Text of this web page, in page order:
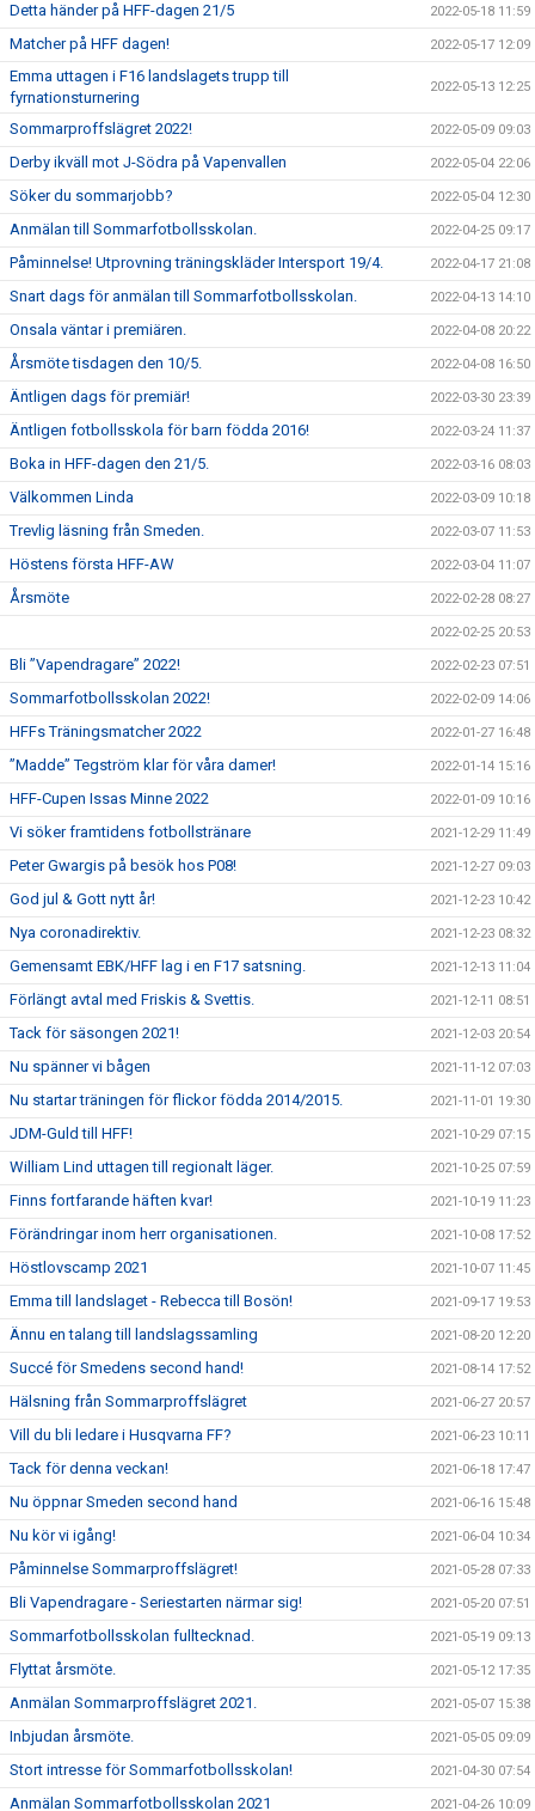
Detta händer på HFF-dagen 21/5 2022-05-18 11:59
Matcher på HFF dagen! 2022-05-17 12:09
Emma uttagen i F16 landslagets trupp till
fyrnationsturnering
2022-05-13 12:25
Sommarproffslägret 2022! 2022-05-09 09:03
Derby ikväll mot J-Södra på Vapenvallen 2022-05-04 22:06
Söker du sommarjobb? 2022-05-04 12:30
Anmälan till Sommarfotbollsskolan. 2022-04-25 09:17
Påminnelse! Utprovning träningskläder Intersport 19/4. 2022-04-17 21:08
Snart dags för anmälan till Sommarfotbollsskolan. 2022-04-13 14:10
Onsala väntar i premiären. 2022-04-08 20:22
Årsmöte tisdagen den 10/5. 2022-04-08 16:50
Äntligen dags för premiär! 2022-03-30 23:39
Äntligen fotbollsskola för barn födda 2016! 2022-03-24 11:37
Boka in HFF-dagen den 21/5. 2022-03-16 08:03
Välkommen Linda 2022-03-09 10:18
Trevlig läsning från Smeden. 2022-03-07 11:53
Höstens första HFF-AW 2022-03-04 11:07
Årsmöte 2022-02-28 08:27
2022-02-25 20:53
Bli ”Vapendragare” 2022! 2022-02-23 07:51
Sommarfotbollsskolan 2022! 2022-02-09 14:06
HFFs Träningsmatcher 2022 2022-01-27 16:48
”Madde” Tegström klar för våra damer! 2022-01-14 15:16
HFF-Cupen Issas Minne 2022 2022-01-09 10:16
Vi söker framtidens fotbollstränare 2021-12-29 11:49
Peter Gwargis på besök hos P08! 2021-12-27 09:03
God jul & Gott nytt år! 2021-12-23 10:42
Nya coronadirektiv. 2021-12-23 08:32
Gemensamt EBK/HFF lag i en F17 satsning. 2021-12-13 11:04
Förlängt avtal med Friskis & Svettis. 2021-12-11 08:51
Tack för säsongen 2021! 2021-12-03 20:54
Nu spänner vi bågen 2021-11-12 07:03
Nu startar träningen för flickor födda 2014/2015. 2021-11-01 19:30
JDM-Guld till HFF! 2021-10-29 07:15
William Lind uttagen till regionalt läger. 2021-10-25 07:59
Finns fortfarande häften kvar! 2021-10-19 11:23
Förändringar inom herr organisationen. 2021-10-08 17:52
Höstlovscamp 2021 2021-10-07 11:45
Emma till landslaget - Rebecca till Bosön! 2021-09-17 19:53
Ännu en talang till landslagssamling 2021-08-20 12:20
Succé för Smedens second hand! 2021-08-14 17:52
Hälsning från Sommarproffslägret 2021-06-27 20:57
Vill du bli ledare i Husqvarna FF? 2021-06-23 10:11
Tack för denna veckan! 2021-06-18 17:47
Nu öppnar Smeden second hand 2021-06-16 15:48
Nu kör vi igång! 2021-06-04 10:34
Påminnelse Sommarproffslägret! 2021-05-28 07:33
Bli Vapendragare - Seriestarten närmar sig! 2021-05-20 07:51
Sommarfotbollsskolan fulltecknad. 2021-05-19 09:13
Flyttat årsmöte. 2021-05-12 17:35
Anmälan Sommarproffslägret 2021. 2021-05-07 15:38
Inbjudan årsmöte. 2021-05-05 09:09
Stort intresse för Sommarfotbollsskolan! 2021-04-30 07:54
Anmälan Sommarfotbollsskolan 2021 2021-04-26 10:09